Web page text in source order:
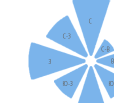
С
С-В
В
Ю-З
З
С-З